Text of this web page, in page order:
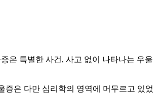
은 특별한 사건, 사고 없이 나타나는 우울
증은 다만 심리학의 영역에 머무르고 있었